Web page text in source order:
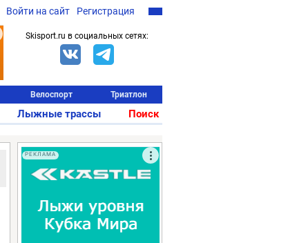
Войти на сайт Регистрация
Skisport.ru в социальных сетях:
Велоспорт Триатлон
Лыжные трассы Поиск
РЕКЛАМА